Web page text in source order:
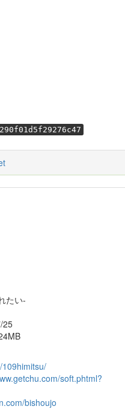
たい-
25
soft.phtml?
bishoujo